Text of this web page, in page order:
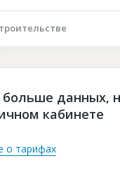
больше данных,
кабинете
о тарифах